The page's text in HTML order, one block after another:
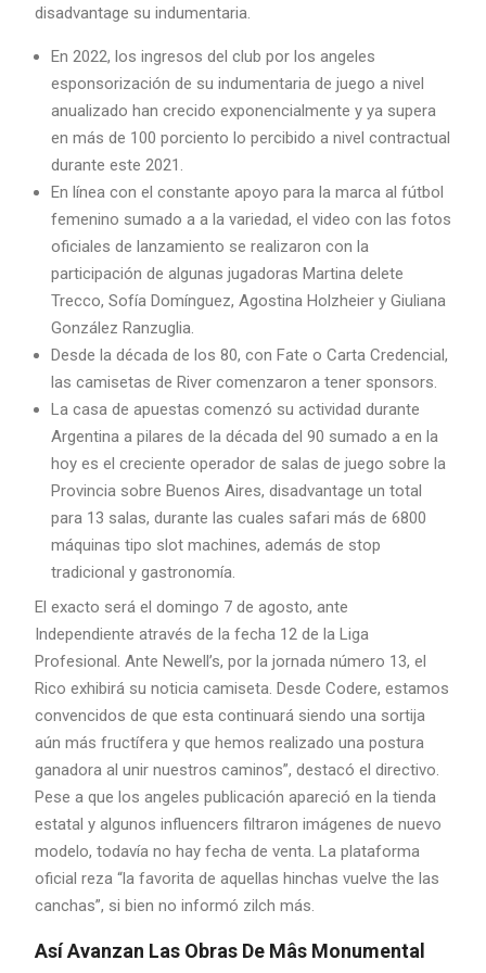
disadvantage su indumentaria.
En 2022, los ingresos del club por los angeles
esponsorización de su indumentaria de juego a nivel
anualizado han crecido exponencialmente y ya supera
en más de 100 porciento lo percibido a nivel contractual
durante este 2021.
En línea con el constante apoyo para la marca al fútbol
femenino sumado a a la variedad, el video con las fotos
oficiales de lanzamiento se realizaron con la
participación de algunas jugadoras Martina delete
Trecco, Sofía Domínguez, Agostina Holzheier y Giuliana
González Ranzuglia.
Desde la década de los 80, con Fate o Carta Credencial,
las camisetas de River comenzaron a tener sponsors.
La casa de apuestas comenzó su actividad durante
Argentina a pilares de la década del 90 sumado a en la
hoy es el creciente operador de salas de juego sobre la
Provincia sobre Buenos Aires, disadvantage un total
para 13 salas, durante las cuales safari más de 6800
máquinas tipo slot machines, además de stop
tradicional y gastronomía.
El exacto será el domingo 7 de agosto, ante
Independiente através de la fecha 12 de la Liga
Profesional. Ante Newell’s, por la jornada número 13, el
Rico exhibirá su noticia camiseta. Desde Codere, estamos
convencidos de que esta continuará siendo una sortija
aún más fructífera y que hemos realizado una postura
ganadora al unir nuestros caminos”, destacó el directivo.
Pese a que los angeles publicación apareció en la tienda
estatal y algunos influencers filtraron imágenes de nuevo
modelo, todavía no hay fecha de venta. La plataforma
oficial reza “la favorita de aquellas hinchas vuelve the las
canchas”, si bien no informó zilch más.
Así Avanzan Las Obras De Mâs Monumental